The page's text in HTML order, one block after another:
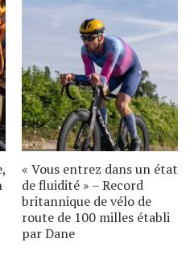
« Vous entrez dans un état
de fluidité » – Record
britannique de vélo de
route de 100 milles établi
par Dane